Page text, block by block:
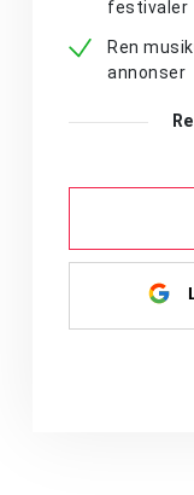
festivaler
Ren
annonser